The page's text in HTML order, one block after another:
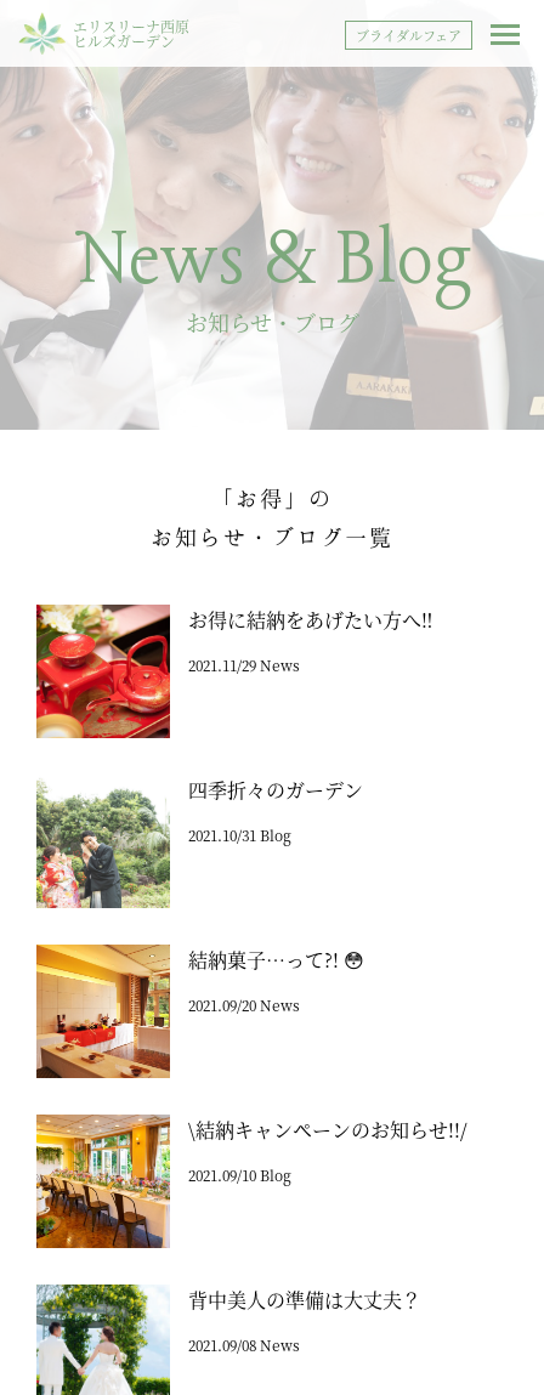
エリスリーナ西原
ヒルズガーデン ブライダルフェア
News & Blog
お知らせ・ブログ
「お得」の
お知らせ・ブログ一覧
お得に結納をあげたい方へ‼
2021.11/29 News
四季折々のガーデン
2021.10/31 Blog
結納菓子…って?! 😳
2021.09/20 News
\結納キャンペーンのお知らせ!!/
2021.09/10 Blog
背中美人の準備は大丈夫？
2021.09/08 News